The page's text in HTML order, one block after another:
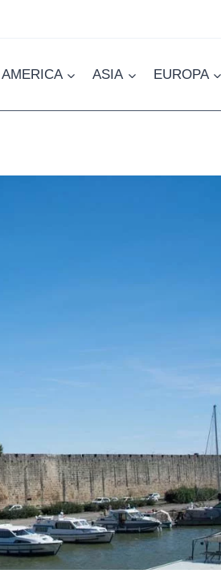
AMERICA ASIA EUROPA